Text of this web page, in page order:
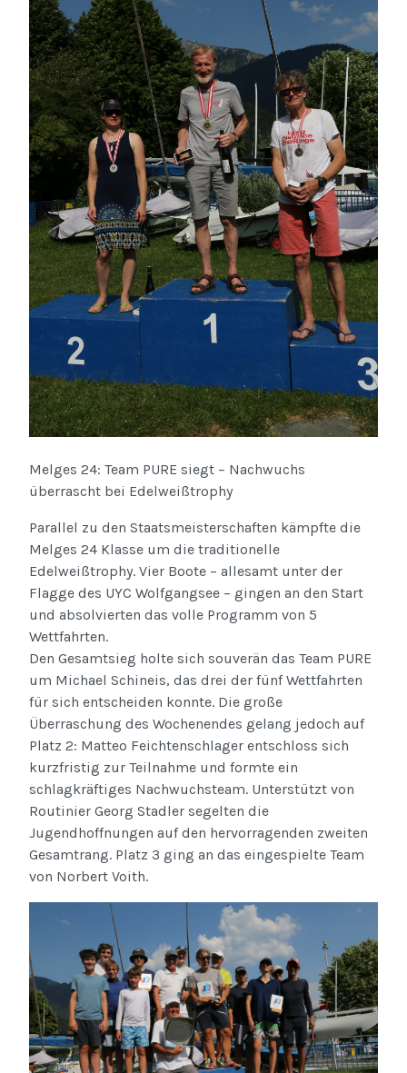
Melges 24: Team PURE siegt – Nachwuchs
überrascht bei Edelweißtrophy
Parallel zu den Staatsmeisterschaften kämpfte die
Melges 24 Klasse um die traditionelle
Edelweißtrophy. Vier Boote – allesamt unter der
Flagge des UYC Wolfgangsee – gingen an den Start
und absolvierten das volle Programm von 5
Wettfahrten.
Den Gesamtsieg holte sich souverän das Team PURE
um Michael Schineis, das drei der fünf Wettfahrten
für sich entscheiden konnte. Die große
Überraschung des Wochenendes gelang jedoch auf
Platz 2: Matteo Feichtenschlager entschloss sich
kurzfristig zur Teilnahme und formte ein
schlagkräftiges Nachwuchsteam. Unterstützt von
Routinier Georg Stadler segelten die
Jugendhoffnungen auf den hervorragenden zweiten
Gesamtrang. Platz 3 ging an das eingespielte Team
von Norbert Voith.